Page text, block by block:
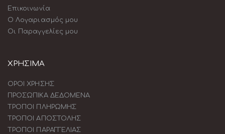
Επικοινωνία
Ο Λογαριασμός μου
Οι Παραγγελίες μου
ΧΡΗΣΙΜΑ
ΟΡΟΙ ΧΡΗΣΗΣ
ΠΡΟΣΩΠΙΚΑ ΔΕΔΟΜΕΝΑ
ΤΡΟΠΟΙ ΠΛΗΡΩΜΗΣ
ΤΡΟΠΟΙ ΑΠΟΣΤΟΛΗΣ
ΤΡΟΠΟΙ ΠΑΡΑΓΓΕΛΙΑΣ